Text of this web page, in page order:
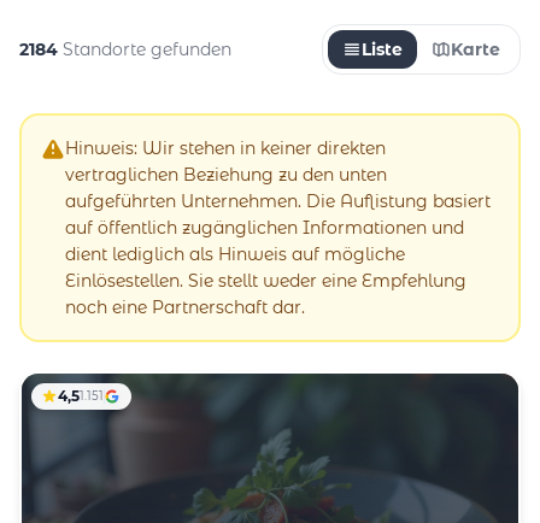
2184 Standorte gefunden Liste Karte
Hinweis: Wir stehen in keiner direkten
vertraglichen Beziehung zu den unten
aufgeführten Unternehmen. Die Auflistung basiert
auf öffentlich zugänglichen Informationen und
dient lediglich als Hinweis auf mögliche
Einlösestellen. Sie stellt weder eine Empfehlung
noch eine Partnerschaft dar.
4,51.151